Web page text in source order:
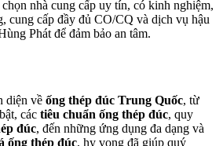
nhà cung cấp uy tín, có kinh nghiệm,
cung cấp đầy đủ CO/CQ và dịch vụ hậu
Phát để đảm bảo an tâm.
diện về ống thép đúc Trung Quốc, từ
các tiêu chuẩn ống thép đúc, quy
đúc, đến những ứng dụng đa dạng và
ống thép đúc, hy vọng đã giúp quý